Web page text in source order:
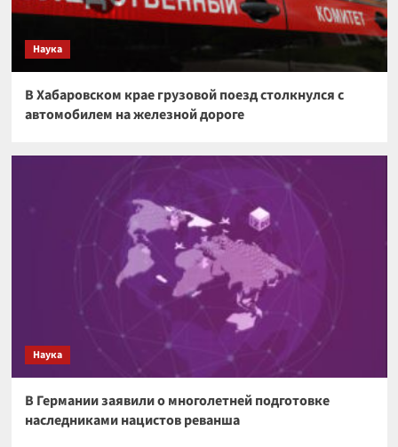
Наука
В Хабаровском крае грузовой поезд столкнулся с
автомобилем на железной дороге
Наука
В Германии заявили о многолетней подготовке
наследниками нацистов реванша